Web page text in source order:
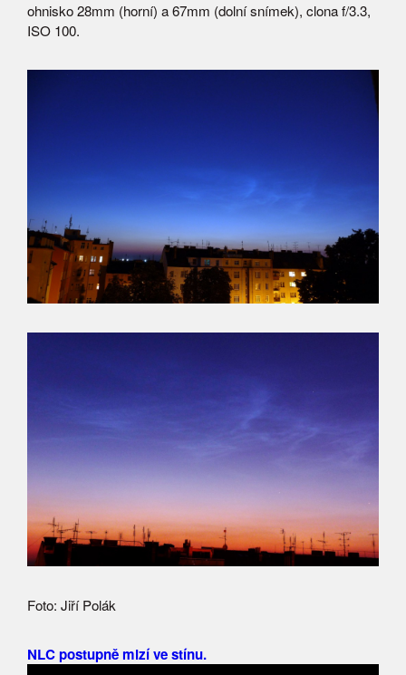
ohnisko 28mm (horní) a 67mm (dolní snímek), clona f/3.3,
ISO 100.
Foto: Jiří Polák
NLC postupně mizí ve stínu.